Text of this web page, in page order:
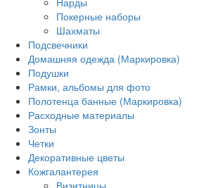
Покерные наборы
Шахматы
Подсвечники
Домашняя одежда (Маркировка)
Подушки
Рамки, альбомы для фото
Полотенца банные (Маркировка)
Расходные материалы
Зонты
Четки
Декоративные цветы
Кожгалантерея